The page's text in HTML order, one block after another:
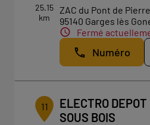
25.15
km
ZAC du Pont de Pierre
95140 Garges lès
Fermé
Numéro
11
ELECTRO
SOUS BOIS